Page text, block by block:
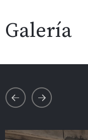
Galería